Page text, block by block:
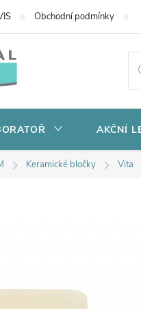
Obchodní podmínky
AKČNÍ
Keramické bločky Vita